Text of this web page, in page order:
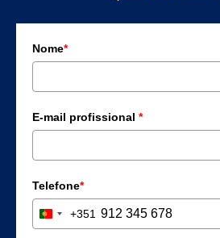
Nome*
E-mail profissional *
Telefone*
Portugal +351
+351